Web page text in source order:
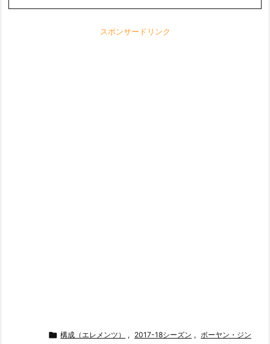
スポンサードリンク
 構成（エレメンツ） , 2017-18シーズン , ボーヤン・ジン